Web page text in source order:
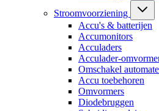
Stroomvoorziening
Accu's & batterijen
Accumonitors
Acculaders
Acculader-
Omschakel
Accu toebehoren
Omvormers
Diodebruggen